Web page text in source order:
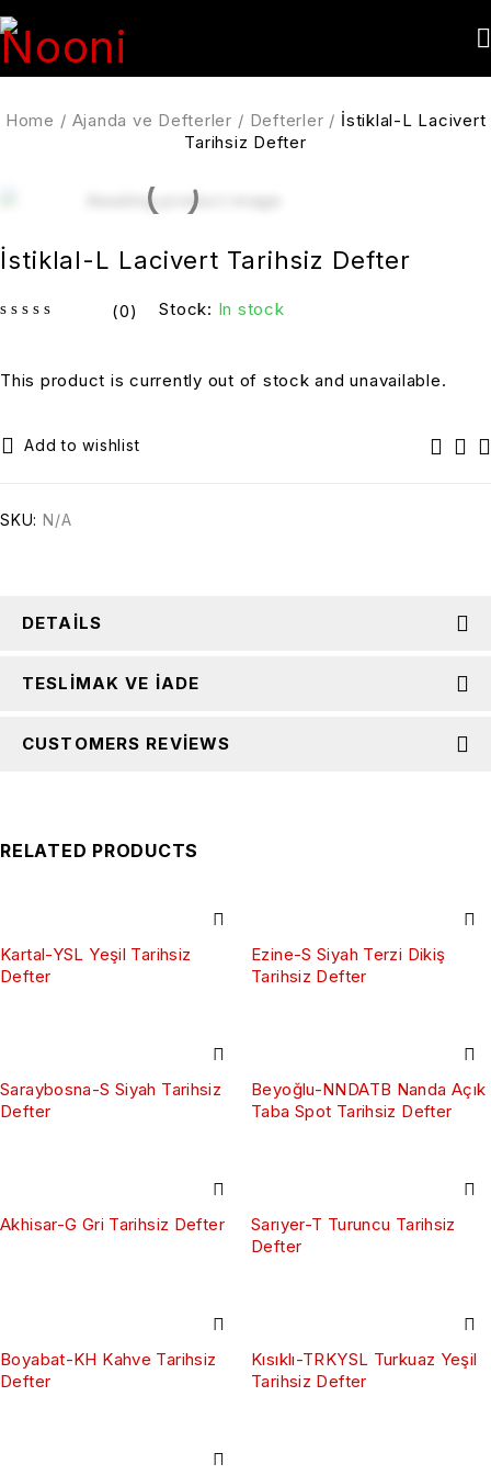
Home / Ajanda ve Defterler / Defterler / İstiklal-L Lacivert
Tarihsiz Defter
İstiklal-L Lacivert Tarihsiz Defter
(0) Stock: In stock
This product is currently out of stock and unavailable.
SKU: N/A
DETAILS
TESLIMAK VE İADE
CUSTOMERS REVIEWS
RELATED PRODUCTS
Kartal-YSL Yeşil Tarihsiz
Defter
Ezine-S Siyah Terzi Dikiş
Tarihsiz Defter
Saraybosna-S Siyah Tarihsiz
Defter
Beyoğlu-NNDATB Nanda Açık
Taba Spot Tarihsiz Defter
Akhisar-G Gri Tarihsiz Defter
Sarıyer-T Turuncu Tarihsiz
Defter
Boyabat-KH Kahve Tarihsiz
Defter
Kısıklı-TRKYSL Turkuaz Yeşil
Tarihsiz Defter